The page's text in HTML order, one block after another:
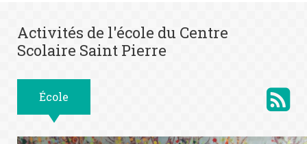
Activités de l'école du Centre
Scolaire Saint Pierre
École